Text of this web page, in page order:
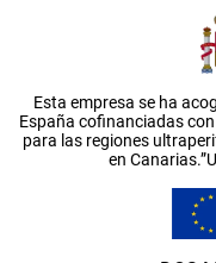
Esta empresa se ha
España cofinanciadas
para las regiones
en